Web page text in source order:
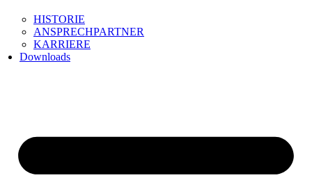
HISTORIE
ANSPRECHPARTNER
KARRIERE
Downloads